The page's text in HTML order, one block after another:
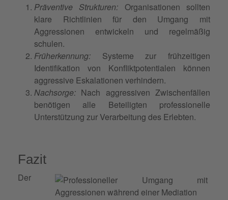
Präventive Strukturen: Organisationen sollten
klare Richtlinien für den Umgang mit
Aggressionen entwickeln und regelmäßig
schulen.
Früherkennung: Systeme zur frühzeitigen
Identifikation von Konfliktpotentialen können
aggressive Eskalationen verhindern.
Nachsorge: Nach aggressiven Zwischenfällen
benötigen alle Beteiligten professionelle
Unterstützung zur Verarbeitung des Erlebten.
Fazit
Der